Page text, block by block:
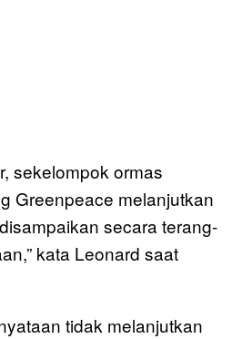
sekelompok ormas
Greenpeace melanjutkan
secara terang-
kata Leonard saat
tidak melanjutkan